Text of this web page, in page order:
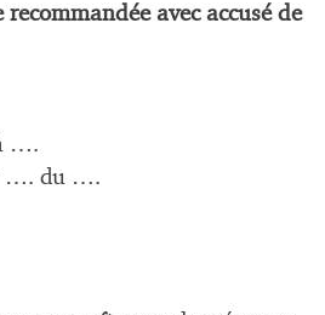
avec accusé de
….
…. du ….